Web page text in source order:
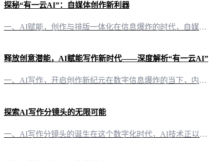
探秘“有一云AI”：自媒体创作新利器
一、AI赋能，创作与排版一体化在信息爆炸的时代，自媒体创作者面临着巨大的内容创作压力。而“有一云AI”的出现，无疑为众多创作者带来了福音。这款创新型AI智能写作+排版软件，以其强大的功能，为自媒体创作者提供了一站式的内容解决方案。 二、排版之美，千款皮肤随心搭配内容排版是吸引读者的重要因素之一。在“有一云AI”中，你将发现包含标题、内容、图文、分隔、引导五大类的数千款装修皮肤，这些皮肤设计精美，
释放创意潜能，AI赋能写作新时代——深度解析“有一云AI”
一、AI写作，开启创作新纪元在数字信息爆炸的当下，内容创作已成为每个自媒体创作者的必备技能。然而，面对日复一日的创作压力，如何保持创意的持续输出，成为了许多创作者的难题。“有一云AI”正是为了解决这一痛点而生，它以AI技术为核心，为自媒体创作者提供了一站式的智能写作与排版服务。 二、排版之美，千款皮肤随心换在内容展示方面，“有一云AI”独具匠心。它提供了包含标题、内容、图文、分隔、引导等五大类的
探索AI写作分镜头的无限可能
一、AI写作分镜头的诞生在这个数字化时代，AI技术正以前所未有的速度改变着我们的生活。其中，AI写作分镜头作为一种新兴的创作工具，正逐渐受到广大创作者的青睐。它不仅简化了创作流程，更在内容创作领域带来了革命性的变革。 二、AI写作分镜头的优势 1. 创作效率的提升AI写作分镜头通过智能化算法，能够快速生成分镜头脚本，极大地提高了创作效率。创作者只需输入相关描述，AI便能在短时间内生成丰富的分镜头